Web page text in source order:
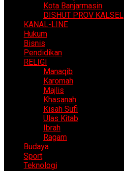
Kota Banjarmasin
DISHUT PROV KALSEL
KANAL-LINE
Hukum
Bisnis
Pendidikan
RELIGI
Manaqib
Karomah
Majlis
Khasanah
Kisah Sufi
Ulas Kitab
Ibrah
Ragam
Budaya
Sport
Teknologi